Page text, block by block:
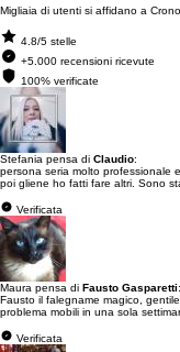
Migliaia di utenti si affidano a
4.8/5 stelle
+5.000 recensioni ricevute
100% verificate
Stefania pensa di Claudio:
persona seria molto professionale
poi gliene ho fatti fare altri. Sono
Verificata
Maura pensa di Fausto Gasparetti:
Fausto il falegname magico,
problema mobili in una sola
Verificata